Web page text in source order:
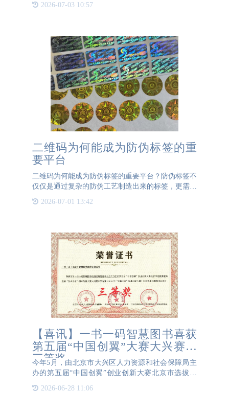
适合的赋码设备和赋码形式变得至关重要。企业应根
2026-07-03 10:57
二维码为何能成为防伪标签的重
要平台
二维码为何能成为防伪标签的重要平台？防伪标签不
仅仅是通过复杂的防伪工艺制造出来的标签，更需要
二维码的加持，为标签增添一层深度防伪功能。因
此，在已经具备防伪工艺的标签基础上，增加二维码
2026-07-01 13:42
【喜讯】一书一码智慧图书喜获
第五届“中国创翼”大赛大兴赛区
三等奖
今年5月，由北京市大兴区人力资源和社会保障局主
办的第五届“中国创翼”创业创新大赛北京市选拔赛
隆重开赛，我公司的《一书一码智慧图书在线赋码管
2026-06-28 11:06